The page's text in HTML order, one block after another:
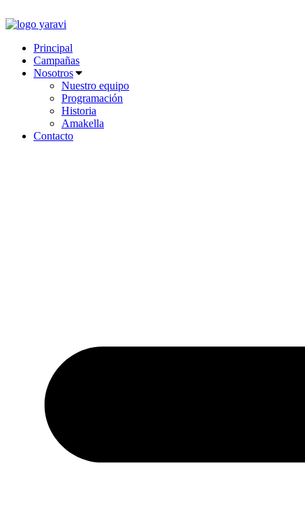
al
Principal
Campañas
Nosotros
Nuestro equipo
Programación
Historia
Amakella
Contacto